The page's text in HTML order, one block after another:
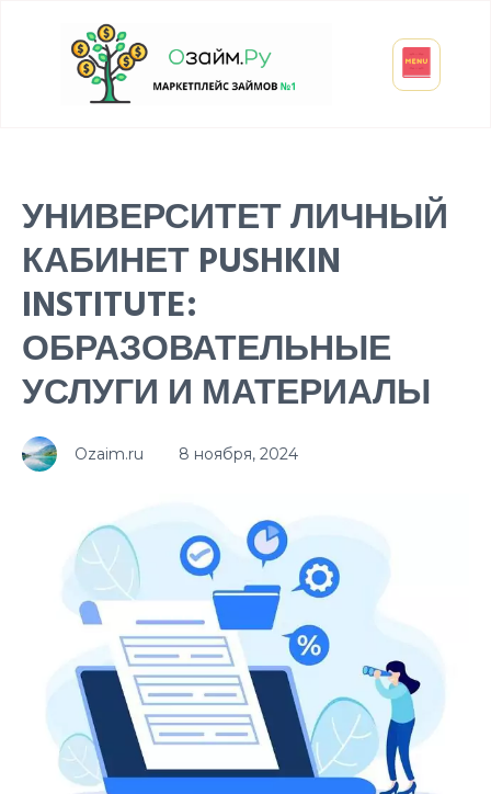
УНИВЕРСИТЕТ ЛИЧНЫЙ
КАБИНЕТ PUSHKIN
INSTITUTE:
ОБРАЗОВАТЕЛЬНЫЕ
УСЛУГИ И МАТЕРИАЛЫ
Ozaim.ru 8 ноября, 2024